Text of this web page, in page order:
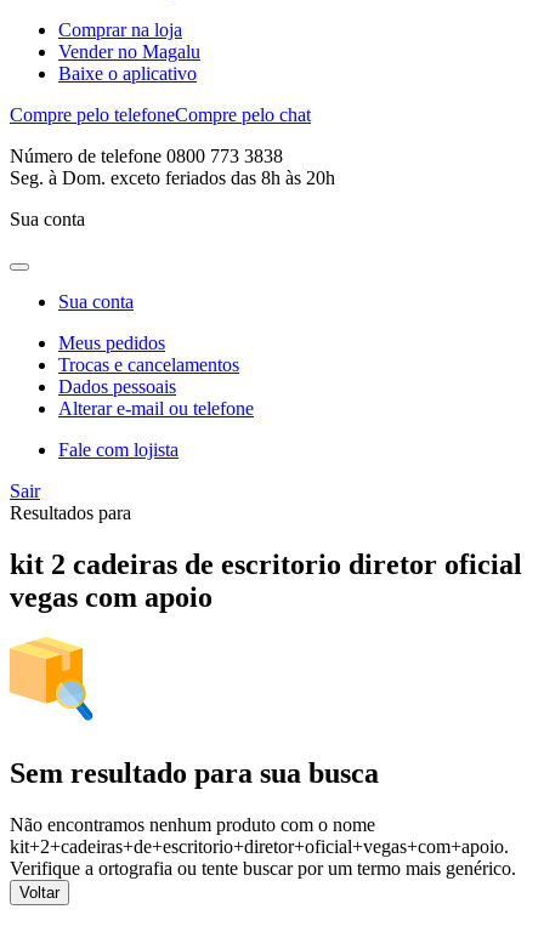
Comprar na loja
Vender no Magalu
Baixe o aplicativo
Compre pelo telefoneCompre pelo chat
Número de telefone 0800 773 3838
Seg. à Dom. exceto feriados das 8h às 20h
Sua conta
Sua conta
Meus pedidos
Trocas e cancelamentos
Dados pessoais
Alterar e-mail ou telefone
Fale com lojista
Sair
Resultados para
kit 2 cadeiras de escritorio diretor oficial
vegas com apoio
Sem resultado para sua busca
Não encontramos nenhum produto com o nome
kit+2+cadeiras+de+escritorio+diretor+oficial+vegas+com+apoio.
Verifique a ortografia ou tente buscar por um termo mais genérico.
Voltar